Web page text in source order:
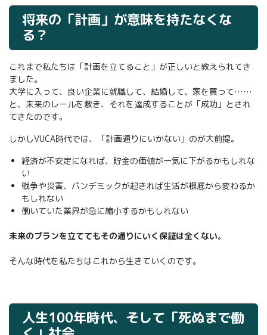
将来の「計画」が意味を持たなくな
る？
これまで私たちは「計画を立てること」が正しいと教えられてき
ました。
大学に入って、良い企業に就職して、結婚して、家を買って……
と、未来のレールを敷き、それを達成することが「成功」とされ
てきたのです。
しかしVUCA時代では、「計画通りにいかない」のが大前提。
経済が不安定になれば、貯金の価値が一気に下がるかもしれな
い
戦争や災害、パンデミックが起きれば生活が根底から変わるか
もしれない
働いていた業界が急に縮小するかもしれない
未来のプランを立ててもその通りにいく保証は全くない。
そんな時代を私たちはこれから生きていくのです。
人生100年時代、そして「死ぬまで働